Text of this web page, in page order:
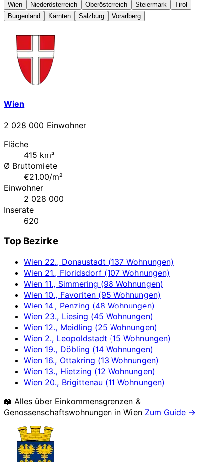
Wien Niederösterreich Oberösterreich Steiermark
Tirol
Burgenland
Kärnten Salzburg Vorarlberg
Wien
2 028 000 Einwohner
Fläche
415 km²
Ø Bruttomiete
€21.00/m²
Einwohner
2 028 000
Inserate
620
Top Bezirke
Wien 22., Donaustadt (137 Wohnungen)
Wien 21., Floridsdorf (107 Wohnungen)
Wien 11., Simmering (98 Wohnungen)
Wien 10., Favoriten (95 Wohnungen)
Wien 14., Penzing (48 Wohnungen)
Wien 23., Liesing (45 Wohnungen)
Wien 12., Meidling (25 Wohnungen)
Wien 2., Leopoldstadt (15 Wohnungen)
Wien 19., Döbling (14 Wohnungen)
Wien 16., Ottakring (13 Wohnungen)
Wien 13., Hietzing (12 Wohnungen)
Wien 20., Brigittenau (11 Wohnungen)
📖 Alles über Einkommensgrenzen &
Genossenschaftswohnungen inWien Zum Guide →